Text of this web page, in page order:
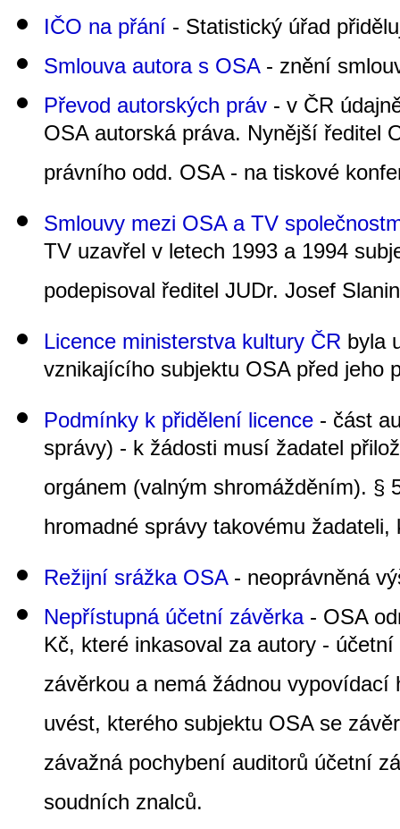
IČO na přání - Statistický úřad
Smlouva autora s OSA- znění
Převod autorských práv - v ČR
OSA autorská práva. Nynější ředitel
právního odd. OSA - na tiskové
Smlouvy mezi OSA a TV
TV uzavřel v letech 1993 a 1994
podepisoval ředitel JUDr. Josef
Licence ministerstva kultury ČR byla
vznikajícího subjektu OSA před jeho
Podmínky k přidělení licence - část
správy) - k žádosti musí žadatel
orgánem (valným shromážděním).
hromadné správy takovému
Režijní srážka OSA- neoprávněná
Nepřístupná účetní závěrka- OSA
Kč, které inkasoval za autory -
závěrkou a nemá žádnou
uvést, kterého subjektu OSA se
závažná pochybení auditorů účetní
soudních znalců.